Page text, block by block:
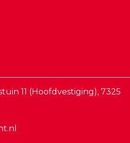
11 (Hoofdvestiging), 7325